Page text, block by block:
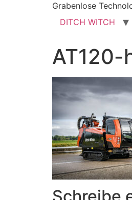
Grabenlose
DITCH WITCH
AT120-